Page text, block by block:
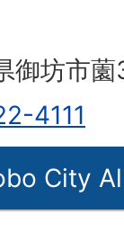
坊市薗
4111
City